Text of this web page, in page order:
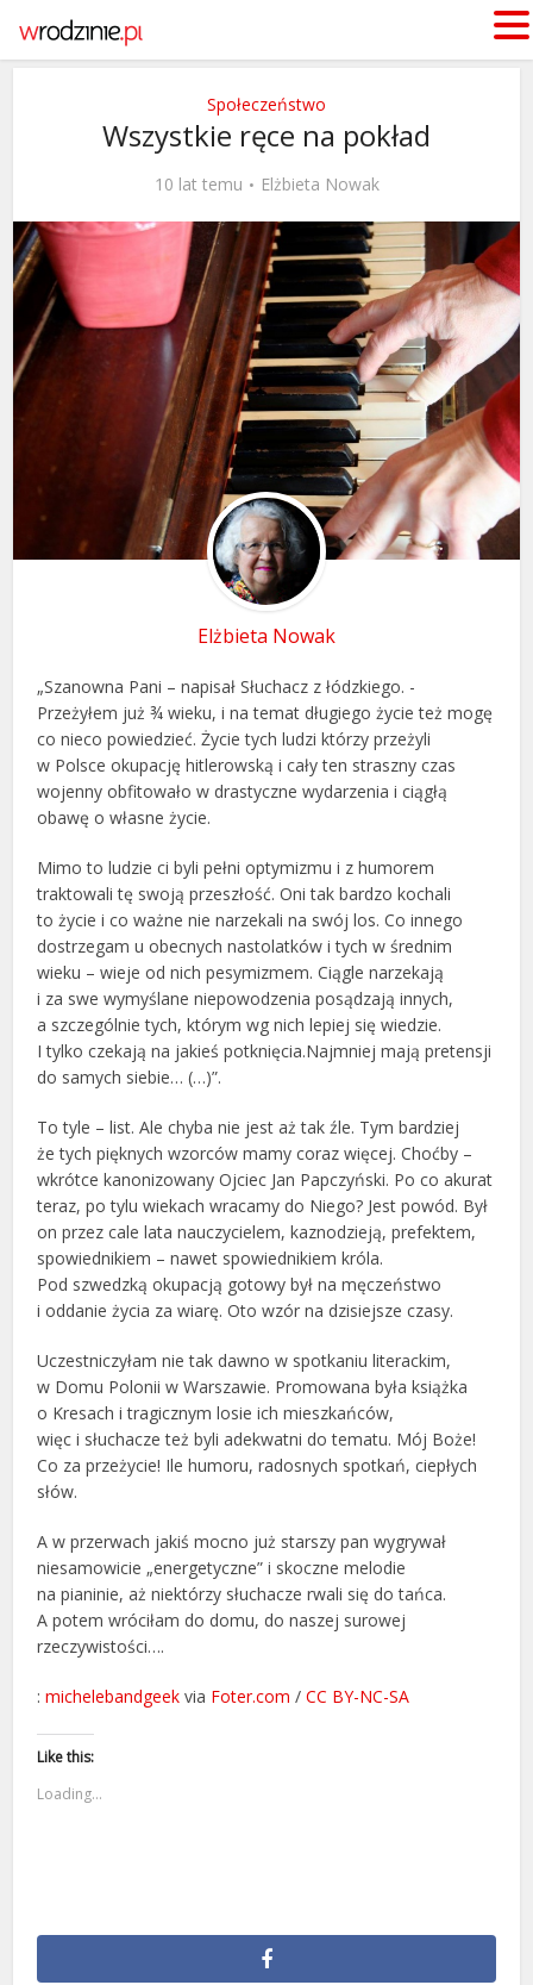
Społeczeństwo
Wszystkie ręce na pokład
10 lat temu Elżbieta Nowak
Elżbieta Nowak
„Szanowna Pani – napisał Słuchacz z łódzkiego. -
Przeżyłem już ¾ wieku, i na temat długiego życie też mogę
co nieco powiedzieć. Życie tych ludzi którzy przeżyli
w Polsce okupację hitlerowską i cały ten straszny czas
wojenny obfitowało w drastyczne wydarzenia i ciągłą
obawę o własne życie.
Mimo to ludzie ci byli pełni optymizmu i z humorem
traktowali tę swoją przeszłość. Oni tak bardzo kochali
to życie i co ważne nie narzekali na swój los. Co innego
dostrzegam u obecnych nastolatków i tych w średnim
wieku – wieje od nich pesymizmem. Ciągle narzekają
i za swe wymyślane niepowodzenia posądzają innych,
a szczególnie tych, którym wg nich lepiej się wiedzie.
I tylko czekają na jakieś potknięcia.Najmniej mają pretensji
do samych siebie… (…)”.
To tyle – list. Ale chyba nie jest aż tak źle. Tym bardziej
że tych pięknych wzorców mamy coraz więcej. Choćby –
wkrótce kanonizowany Ojciec Jan Papczyński. Po co akurat
teraz, po tylu wiekach wracamy do Niego? Jest powód. Był
on przez cale lata nauczycielem, kaznodzieją, prefektem,
spowiednikiem – nawet spowiednikiem króla.
Pod szwedzką okupacją gotowy był na męczeństwo
i oddanie życia za wiarę. Oto wzór na dzisiejsze czasy.
Uczestniczyłam nie tak dawno w spotkaniu literackim,
w Domu Polonii w Warszawie. Promowana była książka
o Kresach i tragicznym losie ich mieszkańców,
więc i słuchacze też byli adekwatni do tematu. Mój Boże!
Co za przeżycie! Ile humoru, radosnych spotkań, ciepłych
słów.
A w przerwach jakiś mocno już starszy pan wygrywał
niesamowicie „energetyczne” i skoczne melodie
na pianinie, aż niektórzy słuchacze rwali się do tańca.
A potem wróciłam do domu, do naszej surowej
rzeczywistości….
:michelebandgeek via Foter.com /CC BY-NC-SA
Like this:
Loading...